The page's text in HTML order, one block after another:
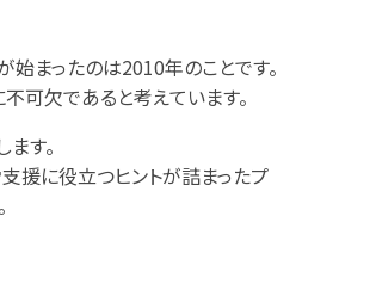
まったのは2010年のことです。
可欠であると考えています。
す。
援に役立つヒントが詰まったプ